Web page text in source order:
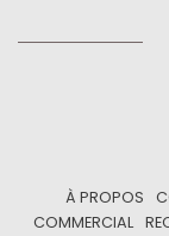
À PROPOS
COMMERCIAL